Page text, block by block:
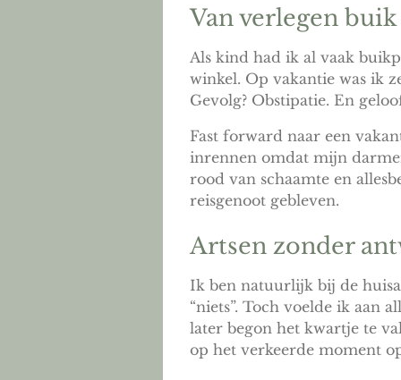
Van verlegen
Als kind had ik al vaak
winkel. Op vakantie was ik
Gevolg? Obstipatie. En
Fast forward naar een
inrennen omdat mijn
rood van schaamte en
reisgenoot gebleven.
Artsen zonder
Ik ben natuurlijk bij de
“niets”. Toch voelde ik aan
later begon het kwartje te
op het verkeerde moment